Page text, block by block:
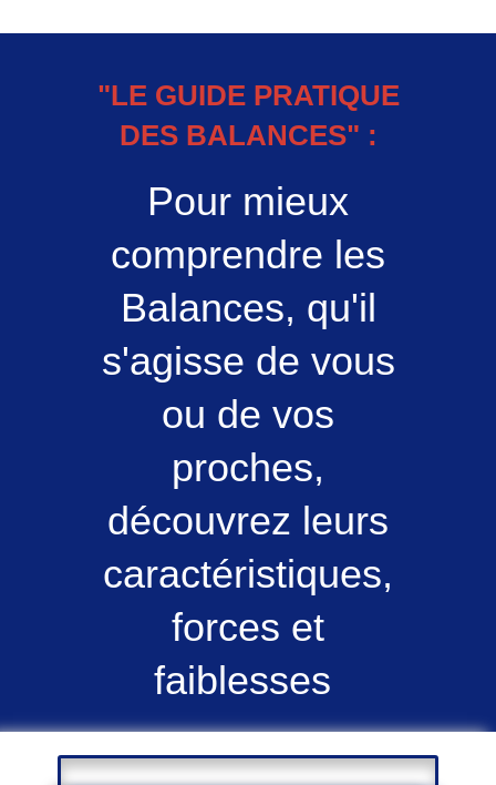
"LE GUIDE PRATIQUE
DES BALANCES" :
Pour mieux
comprendre les
Balances, qu'il
s'agisse de vous
ou de vos
proches,
découvrez leurs
caractéristiques,
forces et
faiblesses